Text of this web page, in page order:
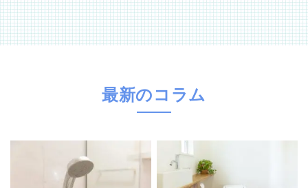
最新のコラム